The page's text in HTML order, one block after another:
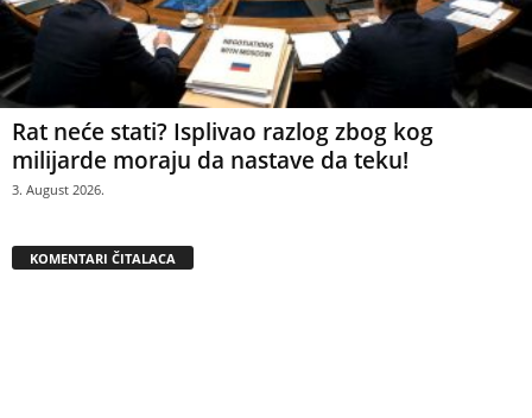
Rat neće stati? Isplivao razlog zbog kog
milijarde moraju da nastave da teku!
3. August 2026.
KOMENTARI ČITALACA